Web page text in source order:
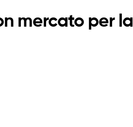
mercato per